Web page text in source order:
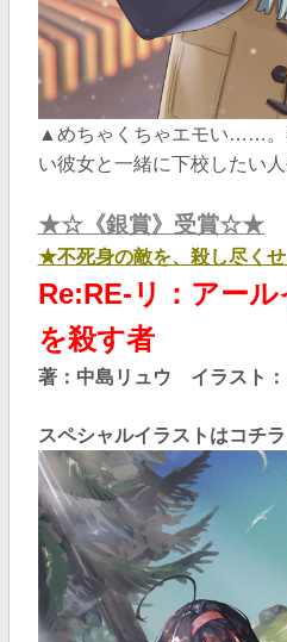
▲めちゃくちゃエモい……。
い彼女と一緒に下校したい
★☆《銀賞》受賞☆★
★不死身の敵を、殺し尽くせ
Re:RE-リ：アー
を殺す者
著：中島リュウ イラスト
スペシャルイラストはコチラ